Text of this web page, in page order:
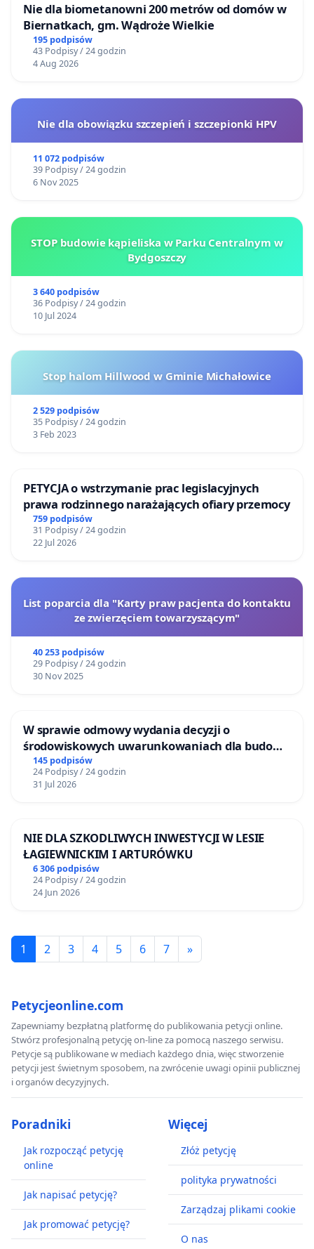
Nie dla biometanowni 200 metrów od domów w
Biernatkach, gm. Wądroże Wielkie
195 podpisów
43 Podpisy / 24 godzin
4 Aug 2026
Nie dla obowiązku szczepień i szczepionki HPV
11 072 podpisów
39 Podpisy / 24 godzin
6 Nov 2025
STOP budowie kąpieliska w Parku Centralnym w
Bydgoszczy
3 640 podpisów
36 Podpisy / 24 godzin
10 Jul 2024
Stop halom Hillwood w Gminie Michałowice
2 529 podpisów
35 Podpisy / 24 godzin
3 Feb 2023
PETYCJA o wstrzymanie prac legislacyjnych
prawa rodzinnego narażających ofiary przemocy
759 podpisów
31 Podpisy / 24 godzin
22 Jul 2026
List poparcia dla "Karty praw pacjenta do kontaktu
ze zwierzęciem towarzyszącym"
40 253 podpisów
29 Podpisy / 24 godzin
30 Nov 2025
W sprawie odmowy wydania decyzji o
środowiskowych uwarunkowaniach dla budowy
zakładu wytwarzania biometanu „Krynki” w
Ostrowiu Południowym oraz ochrony
mieszkańców i Puszczy Knyszyńskiej
145 podpisów
24 Podpisy / 24 godzin
31 Jul 2026
NIE DLA SZKODLIWYCH INWESTYCJI W LESIE
ŁAGIEWNICKIM I ARTURÓWKU
6 306 podpisów
24 Podpisy / 24 godzin
24 Jun 2026
1 2 3 4 5 6 7 »
Petycjeonline.com
Zapewniamy bezpłatną platformę do publikowania petycji online.
Stwórz profesjonalną petycję on-line za pomocą naszego serwisu.
Petycje są publikowane w mediach każdego dnia, więc stworzenie
petycji jest świetnym sposobem, na zwrócenie uwagi opinii publicznej
i organów decyzyjnych.
Poradniki
Jak rozpocząć petycję
online
Jak napisać petycję?
Jak promować petycję?
Więcej
Złóż petycję
polityka prywatności
Zarządzaj plikami cookie
O nas